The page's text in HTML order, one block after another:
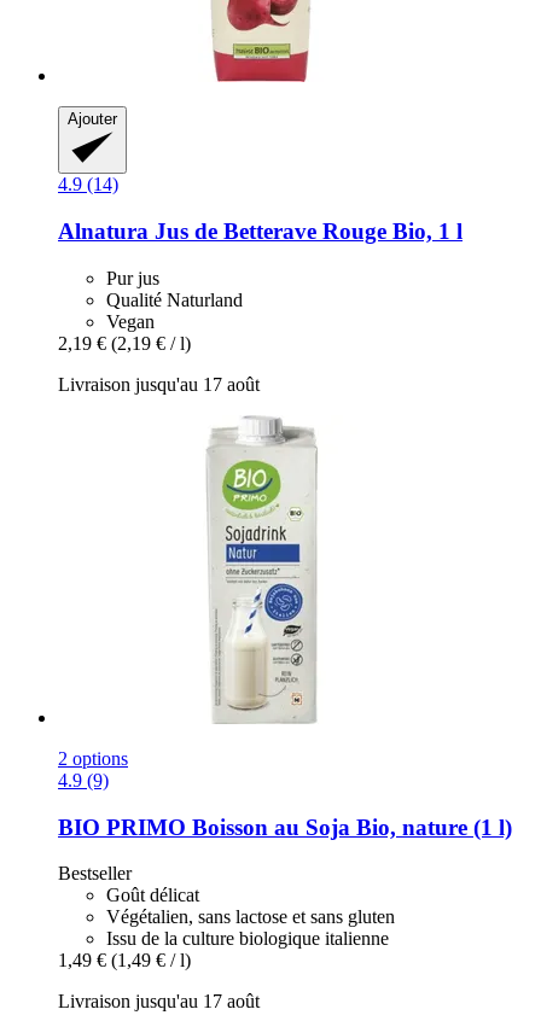
Ajouter
4.9 (14)
Alnatura Jus de Betterave Rouge Bio, 1 l
Pur jus
Qualité Naturland
Vegan
2,19 € (2,19 € / l)
Livraison jusqu'au 17 août
2 options
4.9 (9)
BIO PRIMO Boisson au Soja Bio, nature (1 l)
Bestseller
Goût délicat
Végétalien, sans lactose et sans gluten
Issu de la culture biologique italienne
1,49 € (1,49 € / l)
Livraison jusqu'au 17 août